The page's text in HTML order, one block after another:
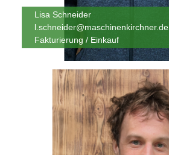
Lisa Schneider
l.schneider@maschinenkirchner.de
Fakturierung / Einkauf